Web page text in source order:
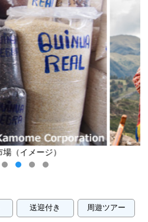
ー】カラフルな民族衣装（イメージ
送迎付き 周遊ツアー